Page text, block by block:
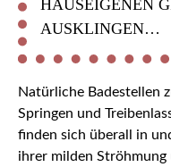
AUSEIGENEN
USKLINGEN…
Natürliche Badestellen
Springen und
finden sich überall in
ihrer milden Ströhmung